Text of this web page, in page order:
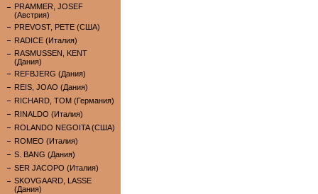
PRAMMER, JOSEF
(Австрия)
PREVOST, PETE (США)
RADICE (Италия)
RASMUSSEN, KENT
(Дания)
REFBJERG (Дания)
REIS, JOAO (Дания)
RICHARD, TOM (Германия)
RINALDO (Италия)
ROLANDO NEGOITA (США)
ROMEO (Италия)
S. BANG (Дания)
SER JACOPO (Италия)
SKOVGAARD, LASSE
(Дания)